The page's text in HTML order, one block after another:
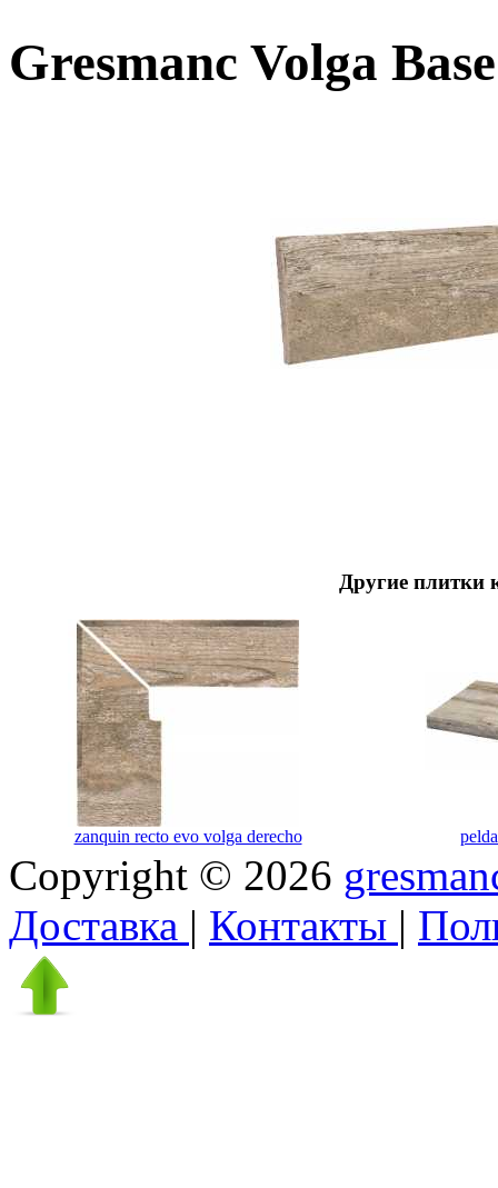
Gresmanc Volga
Другие плитки
zanquin recto evo volga derecho
Copyright © 2026
Доставка | Контакты |